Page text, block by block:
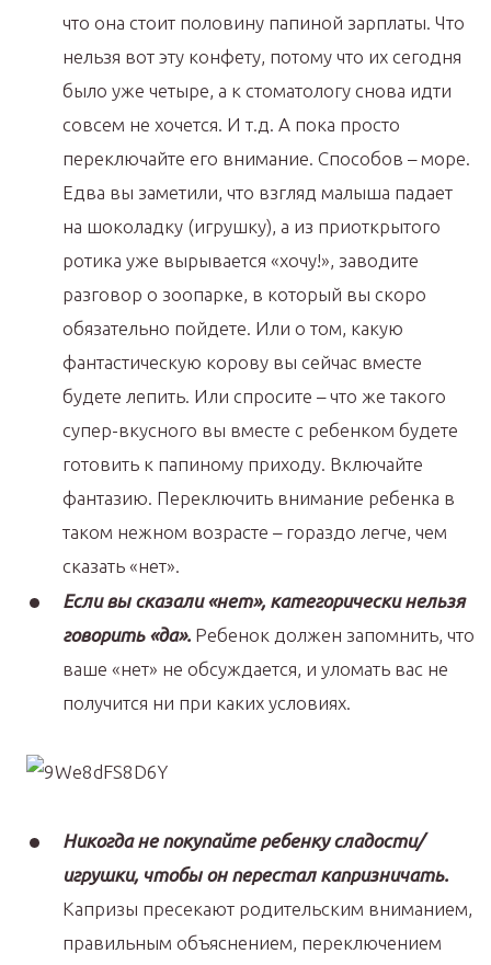
что она стоит половину папиной зарплаты. Что
нельзя вот эту конфету, потому что их сегодня
было уже четыре, а к стоматологу снова идти
совсем не хочется. И т.д. А пока просто
переключайте его внимание. Способов – море.
Едва вы заметили, что взгляд малыша падает
на шоколадку (игрушку), а из приоткрытого
ротика уже вырывается «хочу!», заводите
разговор о зоопарке, в который вы скоро
обязательно пойдете. Или о том, какую
фантастическую корову вы сейчас вместе
будете лепить. Или спросите – что же такого
супер-вкусного вы вместе с ребенком будете
готовить к папиному приходу. Включайте
фантазию. Переключить внимание ребенка в
таком нежном возрасте – гораздо легче, чем
сказать «нет».
Если вы сказали «нет», категорически нельзя
говорить «да». Ребенок должен запомнить, что
ваше «нет» не обсуждается, и уломать вас не
получится ни при каких условиях.
Никогда не покупайте ребенку сладости/
игрушки, чтобы он перестал капризничать.
Капризы пресекают родительским вниманием,
правильным объяснением, переключением